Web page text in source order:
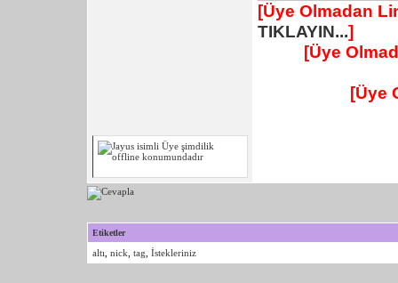
[Üye Olmadan
TIKLAYIN...]
[Üye
[Üye
Etiketler
altı nick tag İstekleriniz